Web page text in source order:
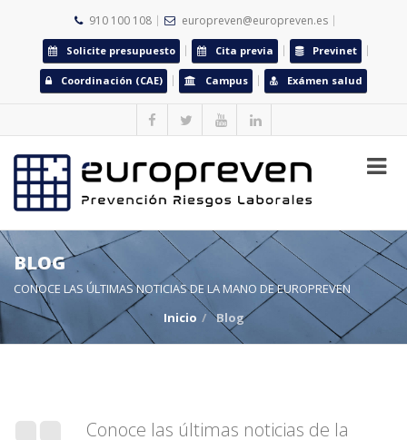
910 100 108 europreven@europreven.es
Solicite presupuesto Cita previa Previnet
Coordinación (CAE) Campus Exámen salud
BLOG
CONOCE LAS ÚLTIMAS NOTICIAS DE LA MANO DE EUROPREVEN
Inicio
Blog
Conoce las últimas noticias de la